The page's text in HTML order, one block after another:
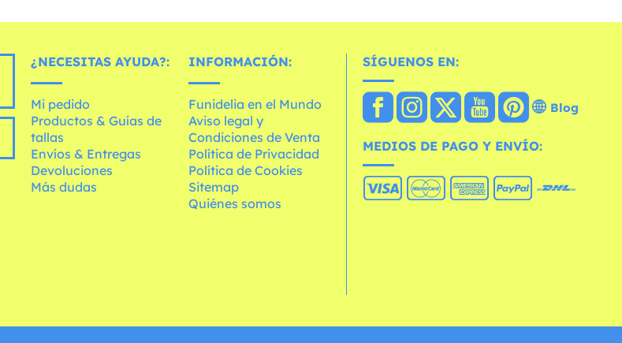
¿NECESITAS AYUDA?:
Mi pedido
Productos & Guías de
tallas
Envíos & Entregas
Devoluciones
Más dudas
INFORMACIÓN:
Funidelia en el Mundo
Aviso legal y
Condiciones de Venta
Política de Privacidad
Política de Cookies
Sitemap
Quiénes somos
SÍGUENOS EN:
Blog
MEDIOS DE PAGO Y ENVÍO: